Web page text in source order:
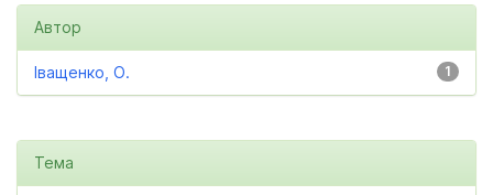
Автор
1
Іващенко, О.
Тема